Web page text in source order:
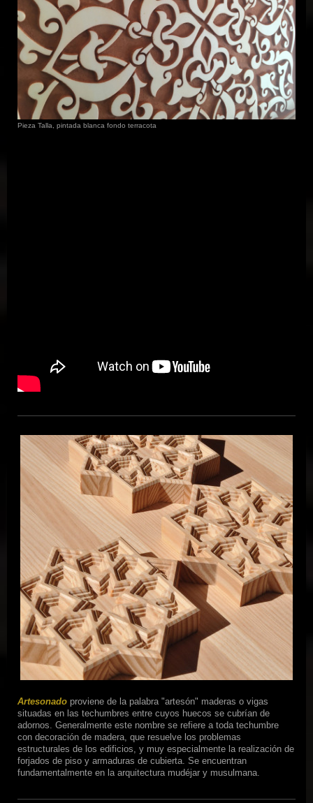
Pieza Talla, pintada blanca fondo terracota
Artesonado proviene de la palabra "artesón" maderas o vigas
situadas en las techumbres entre cuyos huecos se cubrían de
adornos. Generalmente este nombre se refiere a toda techumbre
con decoración de madera, que resuelve los problemas
estructurales de los edificios, y muy especialmente la realización de
forjados de piso y armaduras de cubierta. Se encuentran
fundamentalmente en la arquitectura mudéjar y musulmana.